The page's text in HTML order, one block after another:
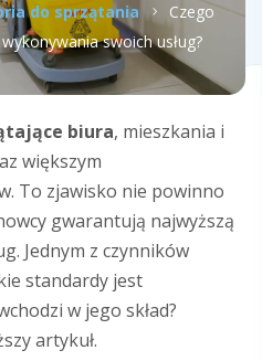
do sprzątania
Czego
swoich usług?
biura, mieszkania i
większym
To zjawisko nie powinno
gwarantują najwyższą
Jednym z czynników
standardy jest
w jego skład?
artykuł.